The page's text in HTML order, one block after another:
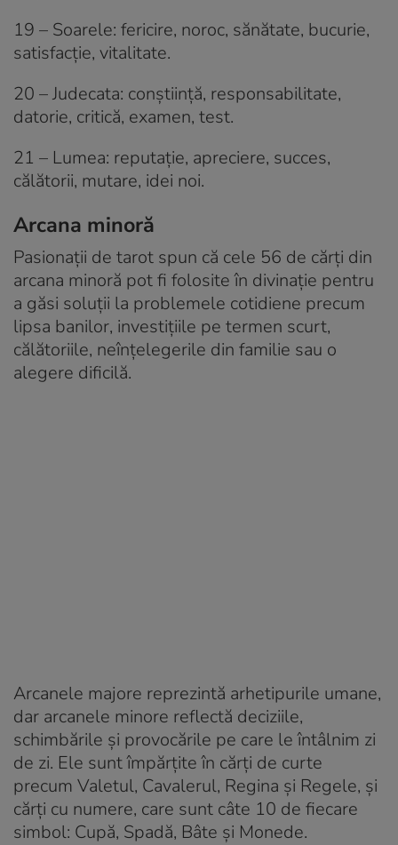
19 – Soarele: fericire, noroc, sănătate, bucurie,
satisfacție, vitalitate.
20 – Judecata: conștiință, responsabilitate,
datorie, critică, examen, test.
21 – Lumea: reputație, apreciere, succes,
călătorii, mutare, idei noi.
Arcana minoră
Pasionații de tarot spun că cele 56 de cărți din
arcana minoră pot fi folosite în divinație pentru
a găsi soluții la problemele cotidiene precum
lipsa banilor, investițiile pe termen scurt,
călătoriile, neînțelegerile din familie sau o
alegere dificilă.
Arcanele majore reprezintă arhetipurile umane,
dar arcanele minore reflectă deciziile,
schimbările și provocările pe care le întâlnim zi
de zi. Ele sunt împărțite în cărți de curte
precum Valetul, Cavalerul, Regina și Regele, și
cărți cu numere, care sunt câte 10 de fiecare
simbol: Cupă, Spadă, Bâte și Monede.